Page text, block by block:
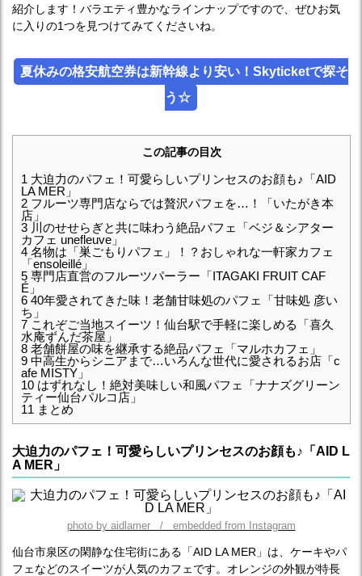
紹介します！バラエティ豊かなラインナップですので、ぜひお気
に入りの1つを見つけてみてくださいね。
夏休みの格安航空券は新幹線より安い！Skyticketで探そ
う☆
この記事の目次
1 大迫力のパフェ！可愛らしいプリンセスのお顔も♪「AID
LA MER」
2 フルーツ専門店ならでは贅沢パフェを…！「いたがき本
店」
3 川のせせらぎと共に味わう絶品パフェ「ベジ＆シアター
カフェ unefleuve」
4 名物は「巣ごもりパフェ」！？おしゃれな一軒家カフェ
「ensoleillé」
5 専門店直営のフルーツパーラー「ITAGAKI FRUIT CAF
É」
6 40年愛されてきた味！老舗甘味処のパフェ「甘味処 彦い
ち」
7 これぞご当地スイーツ！仙台駅で手軽に楽しめる「喜久
水庵ずんだ茶屋」
8 老舗餅屋の味を継承する絶品パフェ「マルホカフェ」
9 中高生からシニアまで…いろんな世代に愛されるお店「c
afe MISTY」
10 はずれなし！絶対美味しい和風パフェ「ナナズグリーン
ティー仙台パルコ店」
11 まとめ
大迫力のパフェ！可愛らしいプリンセスのお顔も♪「AID L
A MER」
photo by aidlamer / embedded from Instagram
仙台市泉区の閑静な住宅街にある「AID LA MER」は、ケーキやパ
フェなどのスイーツが人気のカフェです。オレンジの外観が特長